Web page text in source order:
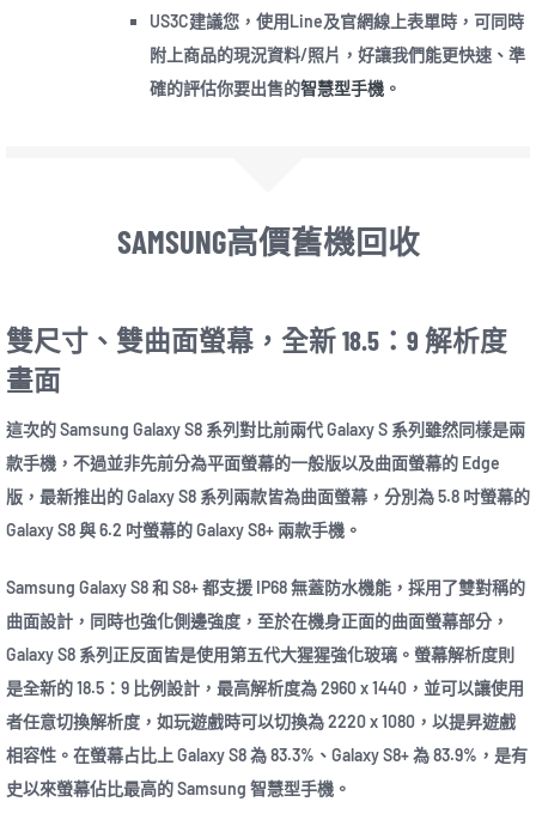
US3C建議您，使用Line及官網線上表單時，可同時
附上商品的現況資料/照片，好讓我們能更快速、準
確的評估你要出售的智慧型手機 。
SAMSUNG高價舊機回收
雙尺寸、雙曲面螢幕，全新 18.5：9 解析度
畫面
這次的 Samsung Galaxy S8 系列對比前兩代 Galaxy S 系列雖然同樣是兩
款手機，不過並非先前分為平面螢幕的一般版以及曲面螢幕的 Edge
版，最新推出的 Galaxy S8 系列兩款皆為曲面螢幕，分別為 5.8 吋螢幕的
Galaxy S8 與 6.2 吋螢幕的 Galaxy S8+ 兩款手機。
Samsung Galaxy S8 和 S8+ 都支援 IP68 無蓋防水機能，採用了雙對稱的
曲面設計，同時也強化側邊強度，至於在機身正面的曲面螢幕部分，
Galaxy S8 系列正反面皆是使用第五代大猩猩強化玻璃。螢幕解析度則
是全新的 18.5：9 比例設計，最高解析度為 2960 x 1440，並可以讓使用
者任意切換解析度，如玩遊戲時可以切換為 2220 x 1080，以提昇遊戲
相容性。在螢幕占比上 Galaxy S8 為 83.3%、Galaxy S8+ 為 83.9%，是有
史以來螢幕佔比最高的 Samsung 智慧型手機。